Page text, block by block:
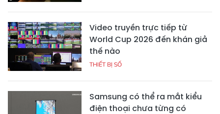
Video truyền trực tiếp từ
World Cup 2026 đến khán giả
thế nào
THIẾT BỊ SỐ
Samsung có thể ra mắt kiểu
điện thoại chưa từng có